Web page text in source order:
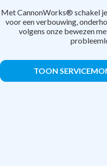
Met CannonWorks® schakel
voor een verbouwing,
volgens onze bewezen
TOON